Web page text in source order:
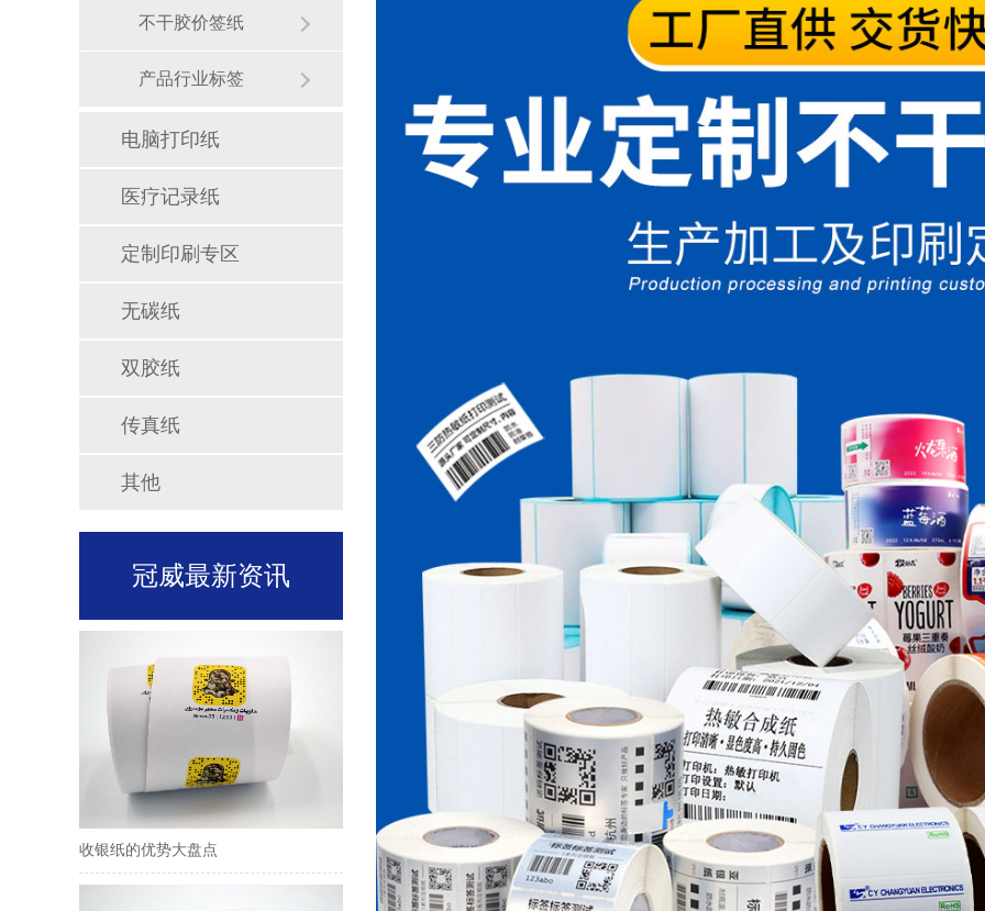
不干胶价签纸
产品行业标签
电脑打印纸
医疗记录纸
定制印刷专区
无碳纸
双胶纸
传真纸
其他
冠威最新资讯
收银纸的优势大盘点